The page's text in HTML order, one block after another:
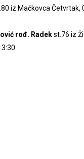
iz Mačkovca Četvrtak,
rođ. Radekst.76 iz